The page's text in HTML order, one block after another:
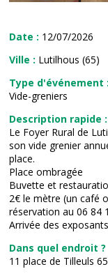
Date : 12/07/2026
Ville : Lutilhous (65)
Type d'événement :
Vide-greniers
Description rapide :
Le Foyer Rural de
son vide grenier
place.
Place ombragée
Buvette et
2€ le mètre (un café
réservation au 06 84
Arrivée des
Dans quel endroit ?
11 place de Tilleuls